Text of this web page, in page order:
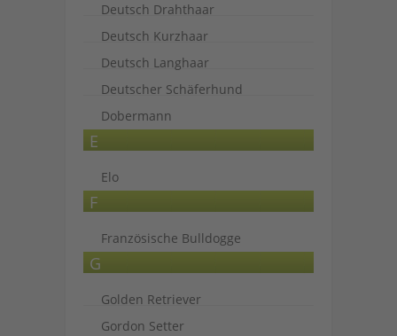
Deutsch Drahthaar
Deutsch Kurzhaar
Deutsch Langhaar
Deutscher Schäferhund
Dobermann
E
Elo
F
Französische Bulldogge
G
Golden Retriever
Gordon Setter